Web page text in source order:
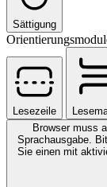
Sättigung
Lesezeile
Browser muss
Sprachausgabe.
Sie einen mit